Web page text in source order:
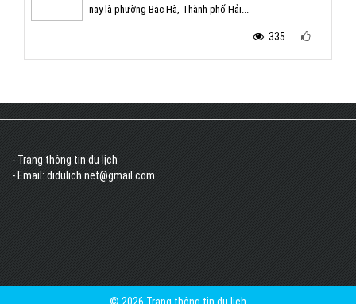
nay là phường Bắc Hà, Thành phố Hải...
335
- Trang thông tin du lịch
- Email: didulich.net@gmail.com